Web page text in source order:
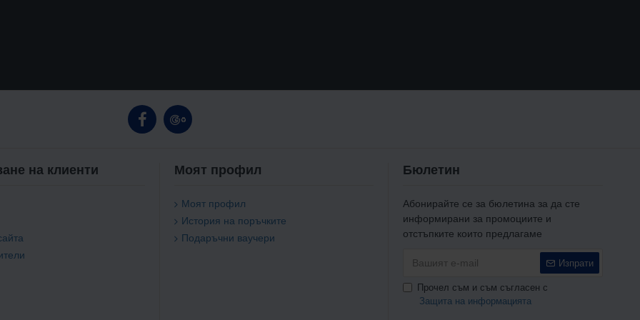
на клиенти Моят профил
Моят профил
История на поръчките
Подаръчни ваучери
Бюлетин
Абонирайте се за бюлетина за да сте
информирани за промоциите и
отстъпките които предлагаме
Изпрати
Прочел съм и съм съгласен с
Защита на информацията